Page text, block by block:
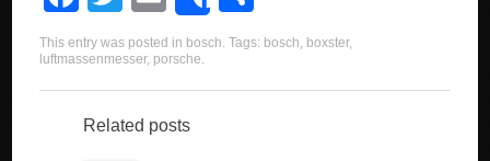
a
c
e
b
wi
tt
er
m
ail
h
e
This entry was posted in bosch. Tags: bosch, boxster,
luftmassenmesser, porsche.
Related posts